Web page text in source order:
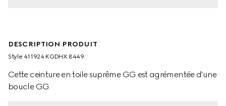
DESCRIPTION PRODUIT
Style ‎411924 KGDHX 8449
Cette ceinture en toile suprême GG est agrémentée d'une
boucle GG.